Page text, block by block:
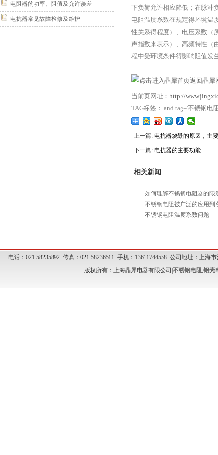
电阻器的功率、阻值及允许误差
电抗器常见故障检修及维护
下负荷允许相应降低；在脉冲
电阻温度系数在规定得环境温
性关系得程度）、电压系数（
声指数来表示）、高频特性（
程中受环境条件得影响阻值发
返回晶犀
当前页网址： http://
TAG标签： and tag='不锈钢电
上一篇: 电抗器烧毁的原因，主
下一篇: 电抗器的主要功能
相关新闻
如何理解不锈钢电阻器的限
不锈钢电阻被广泛的应用到
不锈钢电阻温度系数问题
电话：021-58235892 传真：021-58236511 手机：13611744558 公司地址：上
版权所有：上海晶犀电器有限公司| 不锈钢电阻,铝壳